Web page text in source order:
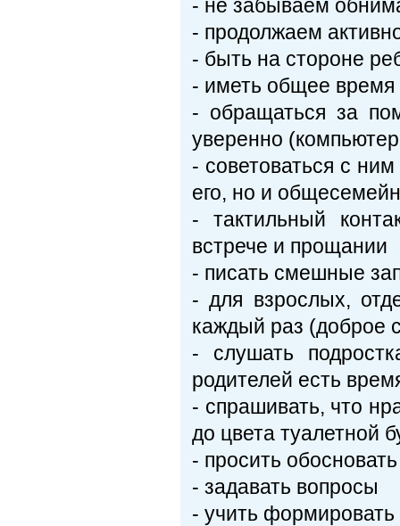
- не забываем
- продолжаем
- быть на стороне
- иметь общее время
- обращаться за
уверенно
- советоваться с
его, но и
- тактильный
встрече и прощании
- писать смешные
- для взрослых,
каждый раз (доброе
- слушать
родителей есть
- спрашивать, что
до цвета туалетной
- просить
- задавать вопросы
- учить формировать